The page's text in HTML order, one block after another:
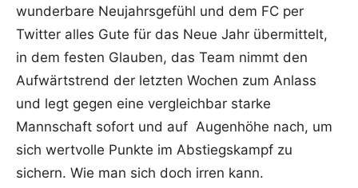
wunderbare Neujahrsgefühl und dem FC per
Twitter alles Gute für das Neue Jahr übermittelt,
in dem festen Glauben, das Team nimmt den
Aufwärtstrend der letzten Wochen zum Anlass
und legt gegen eine vergleichbar starke
Mannschaft sofort und auf Augenhöhe nach, um
sich wertvolle Punkte im Abstiegskampf zu
sichern. Wie man sich doch irren kann.